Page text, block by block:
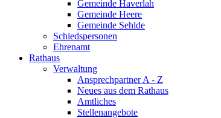
Gemeinde Haverlah
Gemeinde Heere
Gemeinde Sehlde
Schiedspersonen
Ehrenamt
Rathaus
Verwaltung
Ansprechpartner A - Z
Neues aus dem Rathaus
Amtliches
Stellenangebote